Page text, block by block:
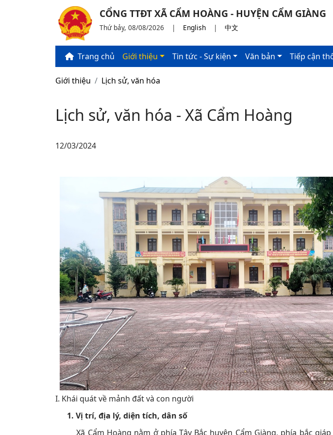
CỔNG TTĐT XÃ CẨM HOÀNG - HUYỆN CẨM GIÀNG
Thứ bảy, 08/08/2026 | English | 中文
Trang chủ Giới thiệu Tin tức - Sự kiện Văn bản Tiếp cận
Giới thiệu Lịch sử, văn hóa
Lịch sử, văn hóa - Xã Cẩm Hoàng
12/03/2024
I. Khái quát về mảnh đất và con người
1. Vị trí, địa lý, diện tích, dân số
Xã Cẩm Hoàng nằm ở phía Tây Bắc huyện Cẩm Giàng, phía bắc giáp